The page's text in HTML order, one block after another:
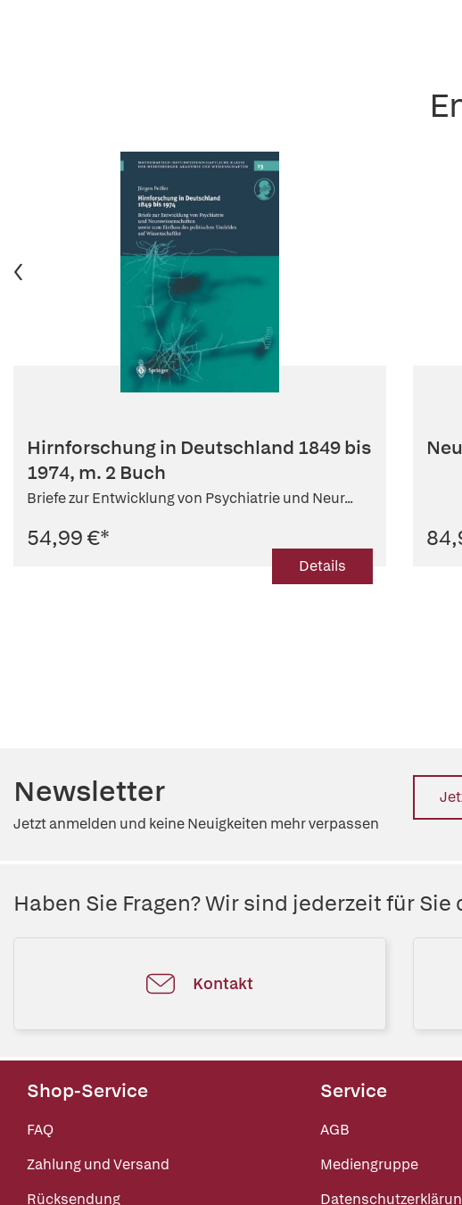
Hirnforschung in Deutschland 1849 bis
1974, m. 2 Buch
Briefe zur Entwicklung von Psychiatrie und Neur...
54,99 €*
Details
Newsletter
Jetzt anmelden und keine Neuigkeiten mehr verpassen
Haben Sie Fragen? Wir sind jederzeit für Sie
Kontakt
Shop-Service
FAQ
Zahlung und Versand
Rücksendung
Service
AGB
Mediengruppe